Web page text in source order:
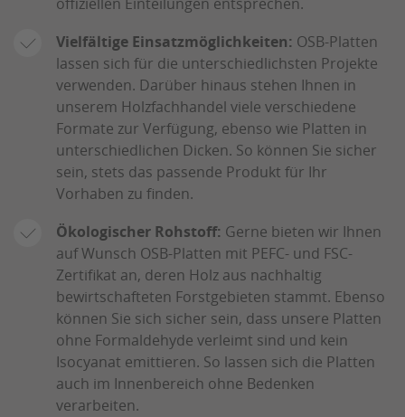
Vielfältige Einsatzmöglichkeiten: OSB-Platten
lassen sich für die unterschiedlichsten Projekte
verwenden. Darüber hinaus stehen Ihnen in
unserem Holzfachhandel viele verschiedene
Formate zur Verfügung, ebenso wie Platten in
unterschiedlichen Dicken. So können Sie sicher
sein, stets das passende Produkt für Ihr
Vorhaben zu finden.
Ökologischer Rohstoff: Gerne bieten wir Ihnen
auf Wunsch OSB-Platten mit PEFC- und FSC-
Zertifikat an, deren Holz aus nachhaltig
bewirtschafteten Forstgebieten stammt. Ebenso
können Sie sich sicher sein, dass unsere Platten
ohne Formaldehyde verleimt sind und kein
Isocyanat emittieren. So lassen sich die Platten
auch im Innenbereich ohne Bedenken
verarbeiten.